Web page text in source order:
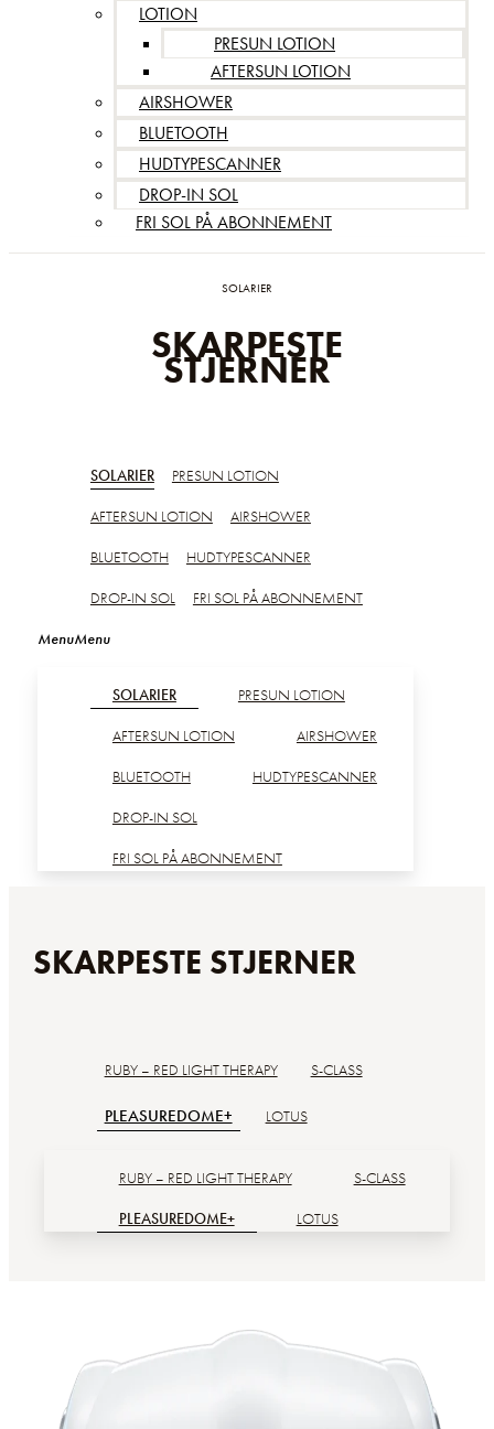
LOTION
PRESUN LOTION
AFTERSUN LOTION
AIRSHOWER
BLUETOOTH
HUDTYPESCANNER
DROP-IN SOL
FRI SOL PÅ ABONNEMENT
SOLARIER
SKARPESTE
STJERNER
SOLARIER PRESUN LOTION
AFTERSUN LOTION AIRSHOWER
BLUETOOTH HUDTYPESCANNER
DROP-IN SOL FRI SOL PÅ ABONNEMENT
SOLARIER PRESUN LOTION
AFTERSUN LOTION AIRSHOWER
BLUETOOTH HUDTYPESCANNER
DROP-IN SOL
FRI SOL PÅ ABONNEMENT
SKARPESTE STJERNER
RUBY – RED LIGHT THERAPY S-CLASS
PLEASUREDOME+ LOTUS
RUBY – RED LIGHT THERAPY S-CLASS
PLEASUREDOME+ LOTUS